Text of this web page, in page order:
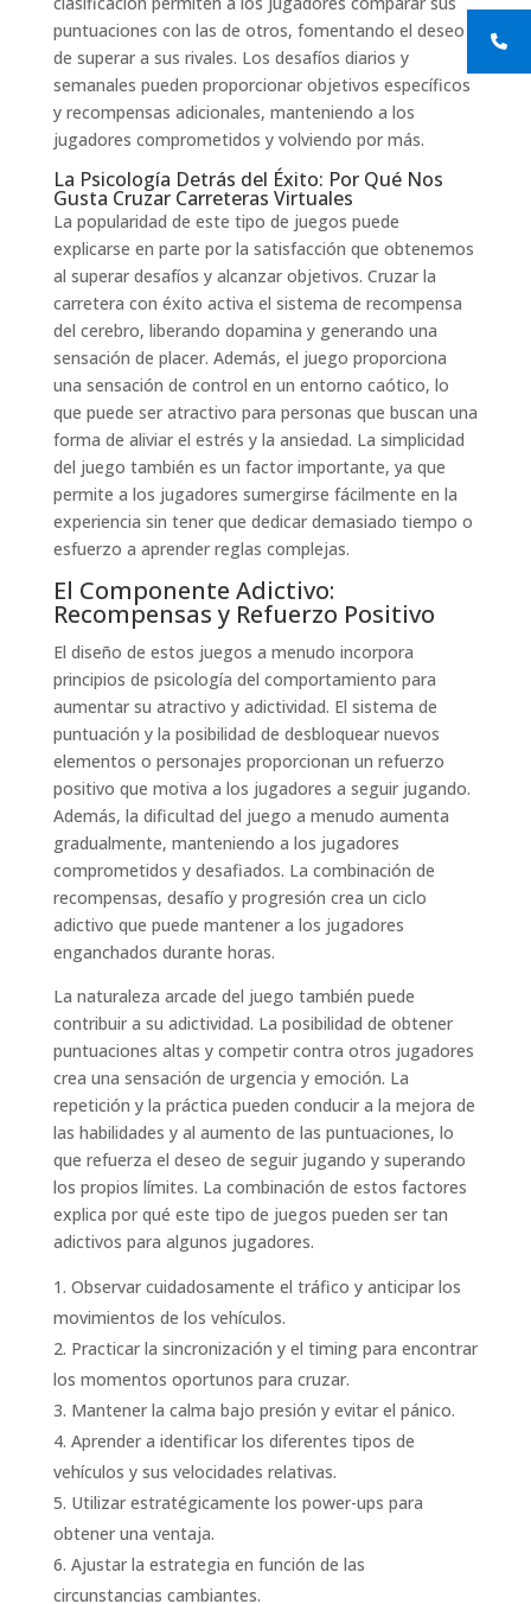
puntuaciones con las de otros, fomentando el deseo
de superar a sus rivales. Los desafíos diarios y
semanales pueden proporcionar objetivos específicos
y recompensas adicionales, manteniendo a los
jugadores comprometidos y volviendo por más.
La Psicología Detrás del Éxito: Por Qué Nos
Gusta Cruzar Carreteras Virtuales
La popularidad de este tipo de juegos puede
explicarse en parte por la satisfacción que obtenemos
al superar desafíos y alcanzar objetivos. Cruzar la
carretera con éxito activa el sistema de recompensa
del cerebro, liberando dopamina y generando una
sensación de placer. Además, el juego proporciona
una sensación de control en un entorno caótico, lo
que puede ser atractivo para personas que buscan una
forma de aliviar el estrés y la ansiedad. La simplicidad
del juego también es un factor importante, ya que
permite a los jugadores sumergirse fácilmente en la
experiencia sin tener que dedicar demasiado tiempo o
esfuerzo a aprender reglas complejas.
El Componente Adictivo:
Recompensas y Refuerzo Positivo
El diseño de estos juegos a menudo incorpora
principios de psicología del comportamiento para
aumentar su atractivo y adictividad. El sistema de
puntuación y la posibilidad de desbloquear nuevos
elementos o personajes proporcionan un refuerzo
positivo que motiva a los jugadores a seguir jugando.
Además, la dificultad del juego a menudo aumenta
gradualmente, manteniendo a los jugadores
comprometidos y desafiados. La combinación de
recompensas, desafío y progresión crea un ciclo
adictivo que puede mantener a los jugadores
enganchados durante horas.
La naturaleza arcade del juego también puede
contribuir a su adictividad. La posibilidad de obtener
puntuaciones altas y competir contra otros jugadores
crea una sensación de urgencia y emoción. La
repetición y la práctica pueden conducir a la mejora de
las habilidades y al aumento de las puntuaciones, lo
que refuerza el deseo de seguir jugando y superando
los propios límites. La combinación de estos factores
explica por qué este tipo de juegos pueden ser tan
adictivos para algunos jugadores.
Observar cuidadosamente el tráfico y anticipar los
movimientos de los vehículos.
Practicar la sincronización y el timing para encontrar
los momentos oportunos para cruzar.
Mantener la calma bajo presión y evitar el pánico.
Aprender a identificar los diferentes tipos de
vehículos y sus velocidades relativas.
Utilizar estratégicamente los power-ups para
obtener una ventaja.
Ajustar la estrategia en función de las
circunstancias cambiantes.